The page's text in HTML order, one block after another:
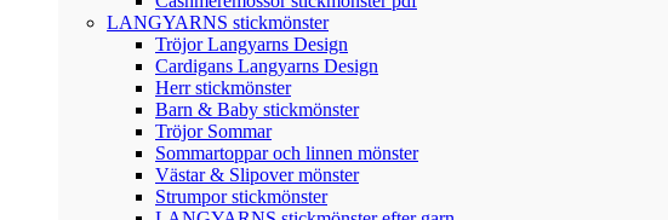
LANGYARNS stickmönster
Tröjor Langyarns Design
Cardigans Langyarns Design
Herr stickmönster
Barn & Baby stickmönster
Tröjor Sommar
Sommartoppar och linnen mönster
Västar & Slipover mönster
Strumpor stickmönster